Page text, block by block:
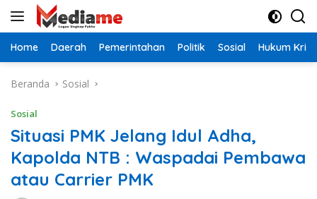
Langsung
Home Daerah Pemerintahan Politik Sosial Hukum
Beranda Sosial
Sosial
Situasi PMK Jelang Idul Adha,
Kapolda NTB : Waspadai Pembawa
atau Carrier PMK